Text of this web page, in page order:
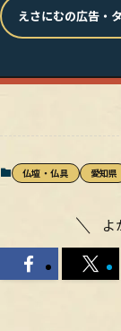
えさにむの広告・
仏壇・仏具 愛知県
よ